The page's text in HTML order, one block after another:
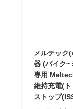
メルテック
器 (バイク~
専用
維持充電(
ストップ